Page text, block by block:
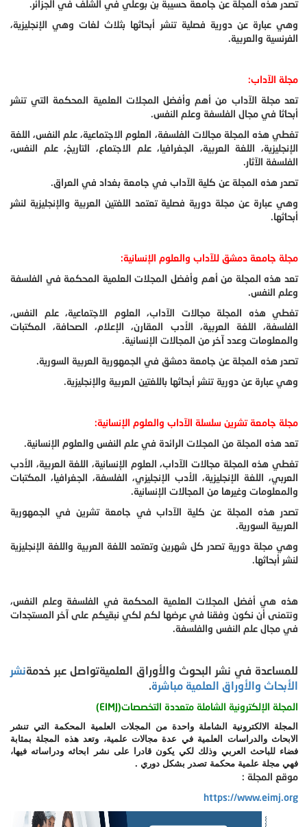
تصدر هذه المجلة عن جامعة حسيبة بن بوعلي في الشلف في الجزائر.
وهي عبارة عن دورية فصلية تنشر أبحاثها بثلاث لغات وهي الإنجليزية،
الفرنسية والعربية.
مجلة الآداب:
تعد مجلة الآداب من أهم وأفضل المجلات العلمية المحكمة التي تنشر
أبحاثا في مجال الفلسفة وعلم النفس.
تغطي هذه المجلة مجالات الفلسفة، العلوم الاجتماعية، علم النفس، اللغة
الإنجليزية، اللغة العربية، الجغرافيا، علم الاجتماع، التاريخ، علم النفس،
الفلسفة الآثار.
تصدر هذه المجلة عن كلية الآداب في جامعة بغداد في العراق.
وهي عبارة عن مجلة دورية فصلية تعتمد اللغتين العربية والإنجليزية لنشر
أبحاثها.
مجلة جامعة دمشق للآداب والعلوم الإنسانية:
تعد هذه المجلة من أهم وأفضل المجلات العلمية المحكمة في الفلسفة
وعلم النفس.
تغطي هذه المجلة مجالات الآداب، العلوم الاجتماعية، علم النفس،
الفلسفة، اللغة العربية، الأدب المقارن، الإعلام، الصحافة، المكتبات
والمعلومات وعدد آخر من المجالات الإنسانية.
تصدر هذه المجلة عن جامعة دمشق في الجمهورية العربية السورية.
وهي عبارة عن دورية تنشر أبحاثها باللغتين العربية والإنجليزية.
مجلة جامعة تشرين سلسلة الآداب والعلوم الإنسانية:
تعد هذه المجلة من المجلات الرائدة في علم النفس والعلوم الإنسانية.
تغطي هذه المجلة مجالات الآداب، العلوم الإنسانية، اللغة العربية، الأدب
العربي، اللغة الإنجليزية، الأدب الإنجليزي، الفلسفة، الجغرافيا، المكتبات
والمعلومات وغيرها من المجالات الإنسانية.
تصدر هذه المجلة عن كلية الآداب في جامعة تشرين في الجمهورية
العربية السورية.
وهي مجلة دورية تصدر كل شهرين وتعتمد اللغة العربية واللغة الإنجليزية
لنشر أبحاثها.
هذه هي أفضل المجلات العلمية المحكمة في الفلسفة وعلم النفس،
ونتمنى أن نكون وفقنا في عرضها لكم لكي نبقيكم على آخر المستجدات
في مجال علم النفس والفلسفة.
للمساعدة في نشر البحوث والأوراق العلميةتواصل عبر خدمةنشر
الأبحاث والأوراق العلمية مباشرة.
المجلة الإلكترونية الشاملة متعددة التخصصات(EIMJ)
المجلة الالكترونية الشاملة واحدة من المجلات العلمية المحكمة التي تنشر
الابحاث والدراسات العلمية في عدة مجالات علمية، وتعد هذه المجلة بمثابة
فضاء للباحث العربي وذلك لكي يكون قادرا على نشر ابحاثه ودراساته فيها،
فهي مجلة علمية محكمة تصدر بشكل دوري .
موقع المجلة :
https://www.eimj.org